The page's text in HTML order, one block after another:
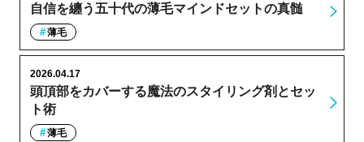
自信を纏う五十代の薄毛マインドセットの真髄
薄毛
頭頂部をカバーする魔法のスタイリング剤とセッ
ト術
2026.04.17
薄毛